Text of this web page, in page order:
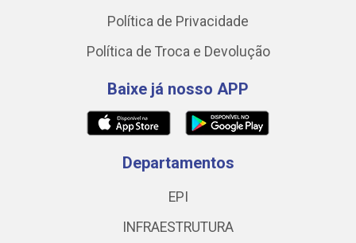
Política de Privacidade
Política de Troca e Devolução
Baixe já nosso APP
Departamentos
EPI
INFRAESTRUTURA